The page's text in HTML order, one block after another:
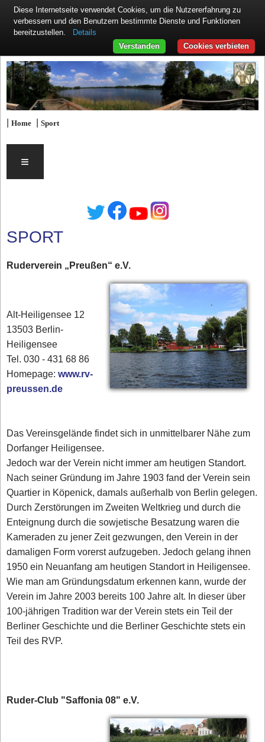
|Home |Sport
≡
SPORT
Ruderverein „Preußen“ e.V.
Alt-Heiligensee 12
13503 Berlin-
Heiligensee
Tel. 030 - 431 68 86
Homepage:www.rv-
preussen.de
Das Vereinsgelände findet sich in unmittelbarer Nähe zum
Dorfanger Heiligensee.
Jedoch war der Verein nicht immer am heutigen Standort.
Nach seiner Gründung im Jahre 1903 fand der Verein sein
Quartier in Köpenick, damals außerhalb von Berlin gelegen.
Durch Zerstörungen im Zweiten Weltkrieg und durch die
Enteignung durch die sowjetische Besatzung waren die
Kameraden zu jener Zeit gezwungen, den Verein in der
damaligen Form vorerst aufzugeben. Jedoch gelang ihnen
1950 ein Neuanfang am heutigen Standort in Heiligensee.
Wie man am Gründungsdatum erkennen kann, wurde der
Verein im Jahre 2003 bereits 100 Jahre alt. In dieser über
100-jährigen Tradition war der Verein stets ein Teil der
Berliner Geschichte und die Berliner Geschichte stets ein
Teil des RVP.
Ruder-Club "Saffonia 08" e.V.
Diese Internetseite verwendet Cookies, um die Nutzererfahrung zu
verbessern und den Benutzern bestimmte Dienste und Funktionen
bereitzustellen.
Details
Cookies verbieten
Verstanden